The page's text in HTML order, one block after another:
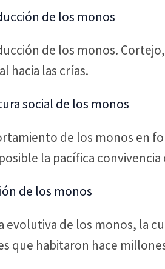
de los monos
de los monos.
hacia las crías.
social de los monos
de los monos en
la pacífica
de los monos
evolutiva de los monos, la
que habitaron hace